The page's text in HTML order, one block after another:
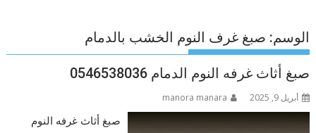
الوسم: صبغ غرف النوم الخشب بالدمام
صبغ أثاث غرفه النوم الدمام 0546538036
أبريل 9, 2025 manora manara
صبغ أثاث غرفه النوم